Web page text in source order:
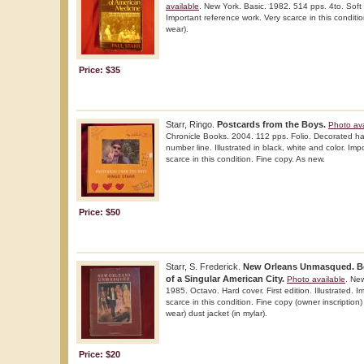
available . New York. Basic. 1982. 514 pps. 4to.
Important reference work. Very scarce in this
wear).
Price: $35
Starr, Ringo. Postcards from the Boys. Photo
Chronicle Books. 2004. 112 pps. Folio. Decorated
number line. Illustrated in black, white and color.
scarce in this condition. Fine copy. As new.
Price: $50
Starr, S. Frederick. New Orleans Unmasqued.
of a Singular American City. Photo available .
1985. Octavo. Hard cover. First edition. Illustrated.
scarce in this condition. Fine copy (owner
wear) dust jacket (in mylar).
Price: $20